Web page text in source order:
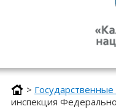
>
инспекция